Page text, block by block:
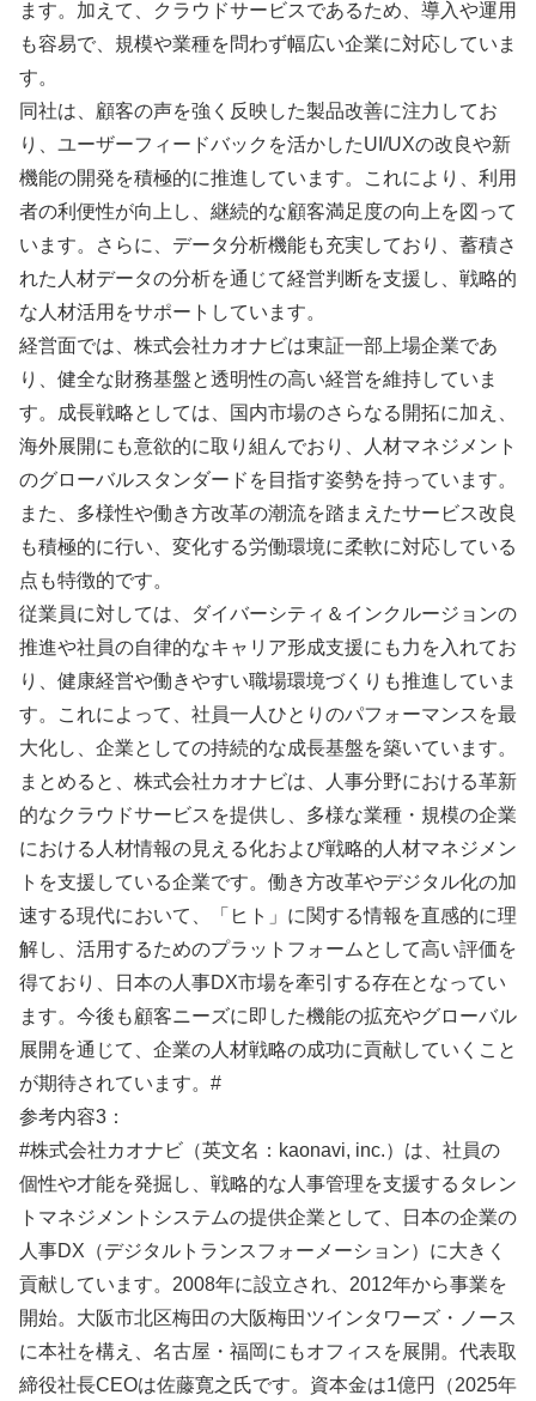
ます。加えて、クラウドサービスであるため、導入や運用
も容易で、規模や業種を問わず幅広い企業に対応していま
す。
同社は、顧客の声を強く反映した製品改善に注力してお
り、ユーザーフィードバックを活かしたUI/UXの改良や新
機能の開発を積極的に推進しています。これにより、利用
者の利便性が向上し、継続的な顧客満足度の向上を図って
います。さらに、データ分析機能も充実しており、蓄積さ
れた人材データの分析を通じて経営判断を支援し、戦略的
な人材活用をサポートしています。
経営面では、株式会社カオナビは東証一部上場企業であ
り、健全な財務基盤と透明性の高い経営を維持していま
す。成長戦略としては、国内市場のさらなる開拓に加え、
海外展開にも意欲的に取り組んでおり、人材マネジメント
のグローバルスタンダードを目指す姿勢を持っています。
また、多様性や働き方改革の潮流を踏まえたサービス改良
も積極的に行い、変化する労働環境に柔軟に対応している
点も特徴的です。
従業員に対しては、ダイバーシティ＆インクルージョンの
推進や社員の自律的なキャリア形成支援にも力を入れてお
り、健康経営や働きやすい職場環境づくりも推進していま
す。これによって、社員一人ひとりのパフォーマンスを最
大化し、企業としての持続的な成長基盤を築いています。
まとめると、株式会社カオナビは、人事分野における革新
的なクラウドサービスを提供し、多様な業種・規模の企業
における人材情報の見える化および戦略的人材マネジメン
トを支援している企業です。働き方改革やデジタル化の加
速する現代において、「ヒト」に関する情報を直感的に理
解し、活用するためのプラットフォームとして高い評価を
得ており、日本の人事DX市場を牽引する存在となってい
ます。今後も顧客ニーズに即した機能の拡充やグローバル
展開を通じて、企業の人材戦略の成功に貢献していくこと
が期待されています。#
参考内容3：
#株式会社カオナビ（英文名：kaonavi, inc.）は、社員の
個性や才能を発掘し、戦略的な人事管理を支援するタレン
トマネジメントシステムの提供企業として、日本の企業の
人事DX（デジタルトランスフォーメーション）に大きく
貢献しています。2008年に設立され、2012年から事業を
開始。大阪市北区梅田の大阪梅田ツインタワーズ・ノース
に本社を構え、名古屋・福岡にもオフィスを展開。代表取
締役社長CEOは佐藤寛之氏です。資本金は1億円（2025年